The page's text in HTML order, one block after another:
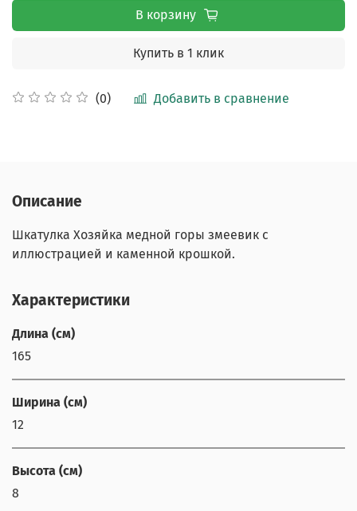
(0) Добавить в сравнение
В корзину
Купить в 1 клик
Описание
Шкатулка Хозяйка медной горы змеевик с
иллюстрацией и каменной крошкой.
Характеристики
Длина (см)
165
Ширина (см)
12
Высота (см)
8